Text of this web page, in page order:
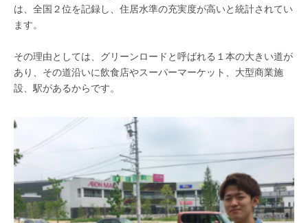
は、全国２位を記録し、住居水準の充実度が高いと統計されてい
ます。
その理由としては、グリーンロードと呼ばれる１本の大きい道が
あり、その道沿いに飲食店やスーパーマーケット、大型商業施
設、駅があるからです。